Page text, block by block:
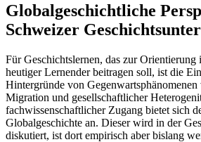
Globalgeschichtliche
Schweizer
Für Geschichtslernen, das zur Orientierung
heutiger Lernender beitragen soll, ist die
Hintergründe von
Migration und gesellschaftlicher
fachwissenschaftlicher Zugang bietet sich
Globalgeschichte an. Dieser wird in der
diskutiert, ist dort empirisch aber bislang